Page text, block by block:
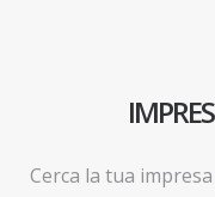
Cerca la tua